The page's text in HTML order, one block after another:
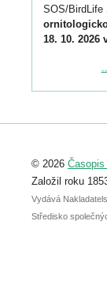
SOS/BirdLife
18. 10. 2026
Podrobnější
Registrovat
abstraktu
posteru je už
© 2026 Časopis
Založil roku
Vydává
Středisko